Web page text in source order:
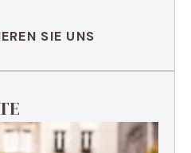
SIE UNS